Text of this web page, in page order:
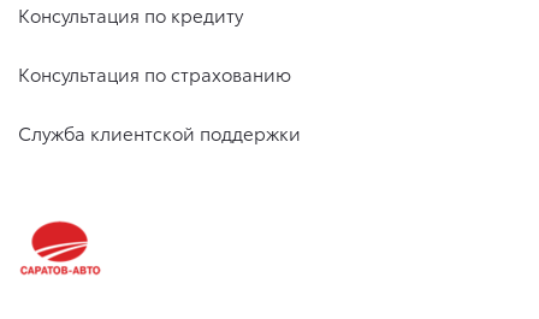
Консультация по кредиту
Консультация по страхованию
Служба клиентской поддержки